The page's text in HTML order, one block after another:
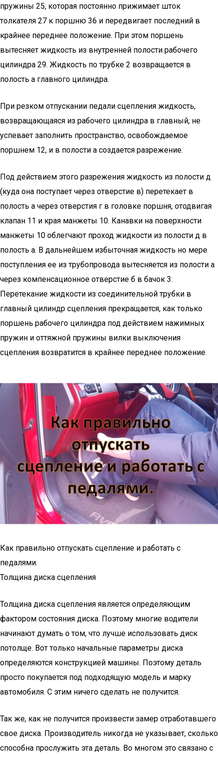
пружины 25, которая постоянно прижимает шток
толкателя 27 к поршню 36 и передвигает последний в
крайнее переднее положение. При этом поршень
вытесняет жидкость из внутренней полости рабочего
цилиндра 29. Жидкость по трубке 2 возвращается в
полость а главного цилиндра.
При резком отпускании педали сцепления жидкость,
возвращающаяся из рабочего цилиндра в главный, не
успевает заполнить пространство, освобождаемое
поршнем 12, и в полости а создается разрежение.
Под действием этого разрежения жидкость из полости д
(куда она поступает через отверстие в) перетекает в
полость а через отверстия г в головке поршня, отодвигая
клапан 11 и края манжеты 10. Канавки на поверхности
манжеты 10 облегчают проход жидкости из полости д в
полость а. В дальнейшем избыточная жидкость но мере
поступления ее из трубопровода вытесняется из полости а
через компенсационное отверстие б в бачок 3.
Перетекание жидкости из соединительной трубки в
главный цилиндр сцепления прекращается, как только
поршень рабочего цилиндра под действием нажимных
пружин и оттяжной пружины вилки выключения
сцепления возвратится в крайнее переднее положение.
Как правильно отпускать сцепление и работать с
педалями.
Толщина диска сцепления
Толщина диска сцепления является определяющим
фактором состояния диска. Поэтому многие водители
начинают думать о том, что лучше использовать диск
потолще. Вот только начальные параметры диска
определяются конструкцией машины. Поэтому деталь
просто покупается под подходящую модель и марку
автомобиля. С этим ничего сделать не получится.
Так же, как не получится произвести замер отработавшего
свое диска. Производитель никогда не указывает, сколько
способна прослужить эта деталь. Во многом это связано с